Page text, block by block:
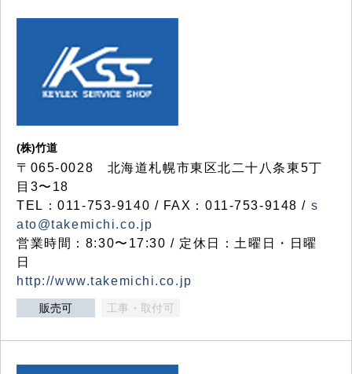
(株)竹道
〒065-0028 北海道札幌市東区北二十八条東5丁
目3〜18
TEL：011-753-9140 / FAX：011-753-9148 / s
ato@takemichi.co.jp
営業時間：8:30〜17:30 / 定休日：土曜日・日曜
日
http://www.takemichi.co.jp
販売可 工事・取付可